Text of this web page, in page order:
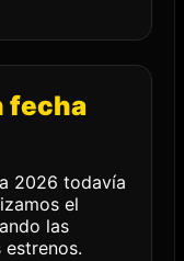
fecha
2026 todavía
el
las